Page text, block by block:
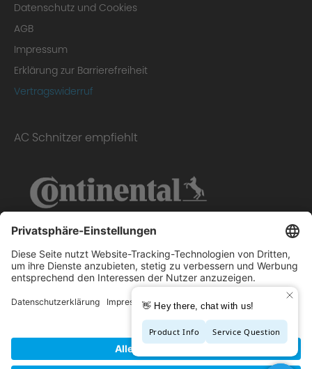
Datenschutz und Cookies
AGB
Impressum
Erklärung zur Barrierefreiheit
Vertragswiderruf
AC Schnitzer empfiehlt